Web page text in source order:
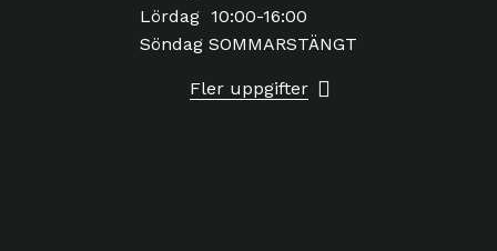
Lördag 10:00-16:00
Söndag SOMMARSTÄNGT
Fler uppgifter